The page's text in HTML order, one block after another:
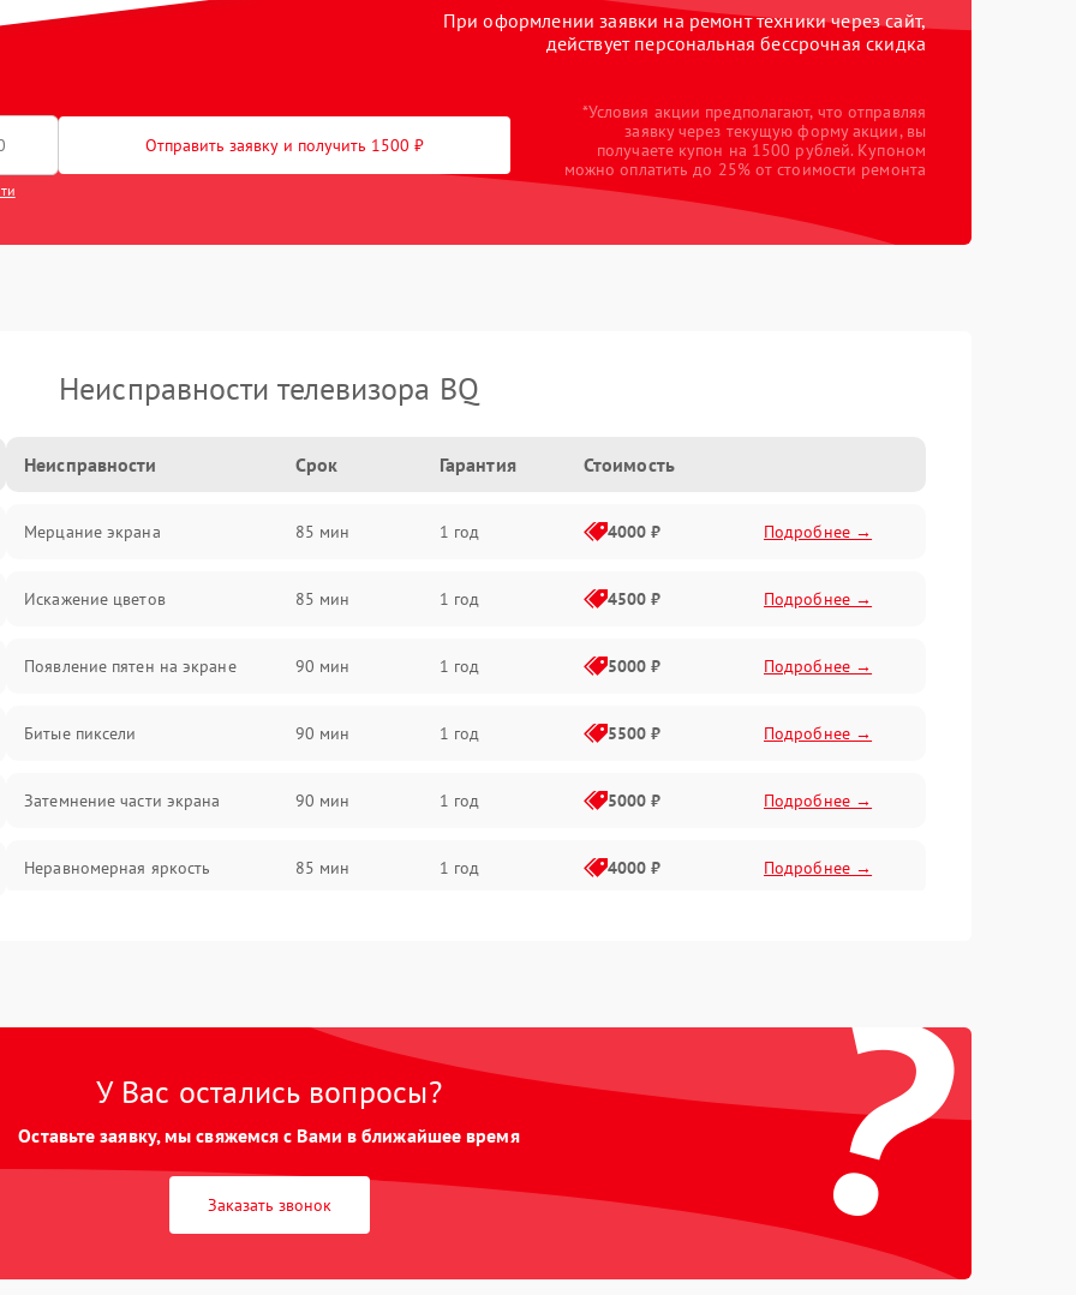
При оформлении заявки на ремонт техники через сайт,
действует персональная бессрочная скидка
Отправить заявку и получить 1500 ₽
*Условия акции предполагают, что отправляя
заявку через текущую форму акции, вы
получаете купон на 1500 рублей. Купоном
можно оплатить до 25% от стоимости ремонта
Неисправности телевизора BQ
Неисправности Срок Гарантия Стоимость
Мерцание экрана 85 мин 1 год 4000 ₽ Подробнее →
Искажение цветов 85 мин 1 год 4500 ₽ Подробнее →
Появление пятен на экране 90 мин 1 год 5000 ₽ Подробнее →
Битые пиксели 90 мин 1 год 5500 ₽ Подробнее →
Затемнение части экрана 90 мин 1 год 5000 ₽ Подробнее →
Неравномерная яркость 85 мин 1 год 4000 ₽ Подробнее →
?
У Вас остались вопросы?
Оставьте заявку, мы свяжемся с Вами в ближайшее время
Заказать звонок